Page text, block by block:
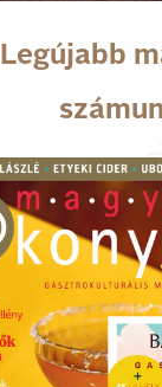
Legújabb